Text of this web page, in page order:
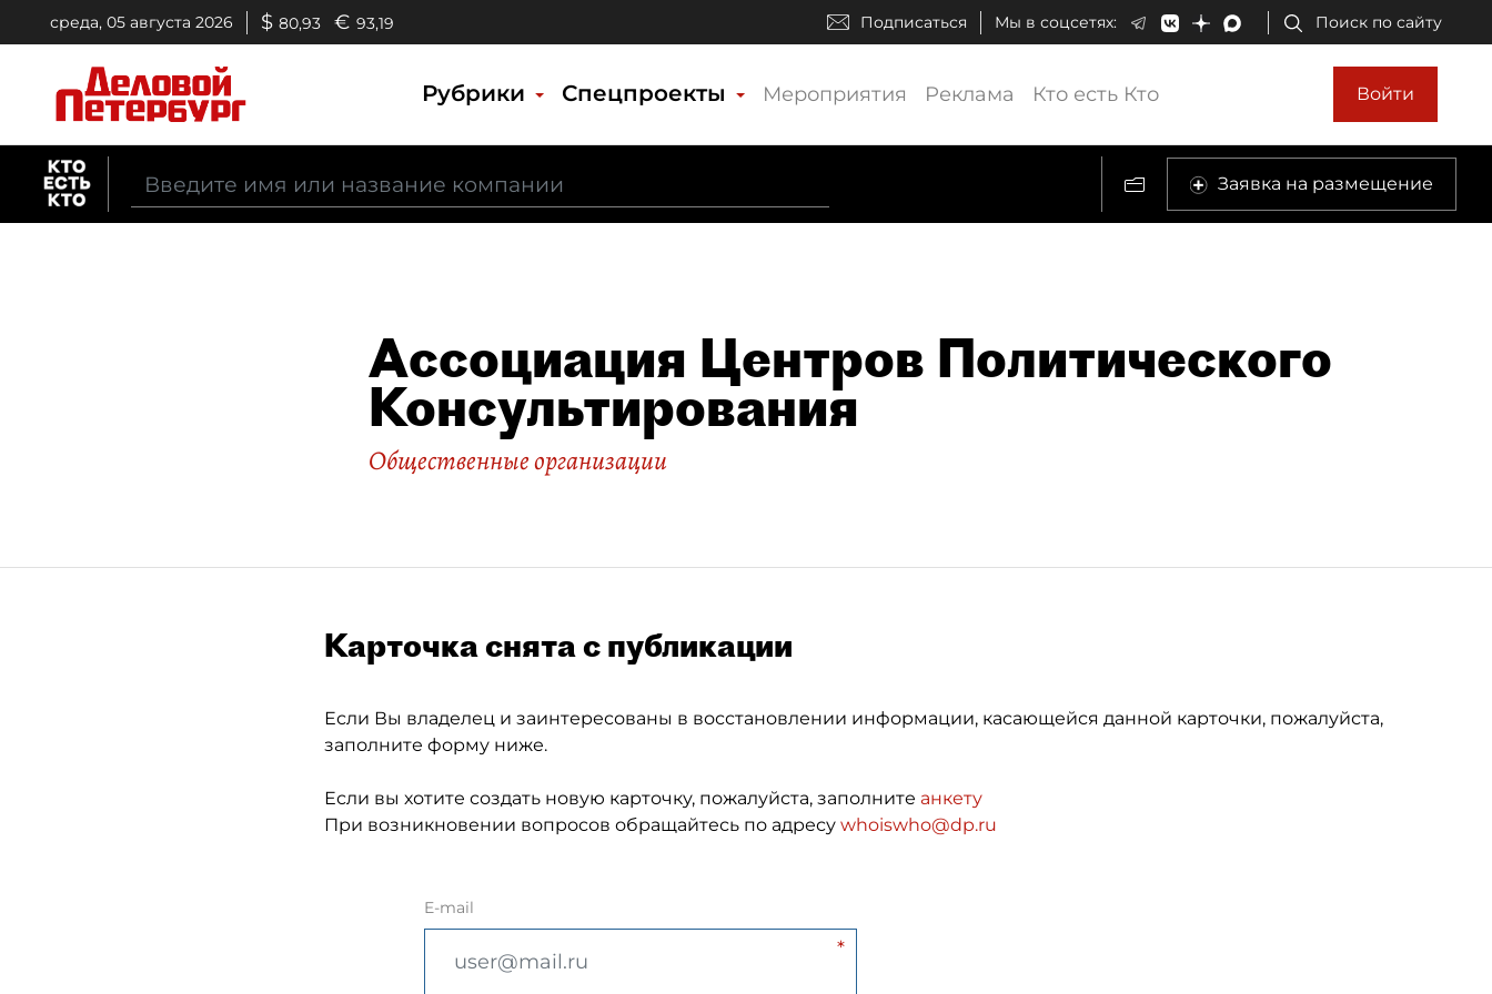
среда, 05 августа 2026 $ 80,93 € 93,19 Подписаться Мы в соцсетях: Поиск по сайту
Рубрики Спецпроекты Мероприятия Реклама Кто есть Кто Войти
Заявка на размещение
Ассоциация Центров Политического
Консультирования
Общественные организации
Карточка снята с публикации
Если Вы владелец и заинтересованы в восстановлении информации, касающейся данной карточки, пожалуйста,
заполните форму ниже.
Если вы хотите создать новую карточку, пожалуйста, заполните анкету
При возникновении вопросов обращайтесь по адресу whoiswho@dp.ru
E-mail